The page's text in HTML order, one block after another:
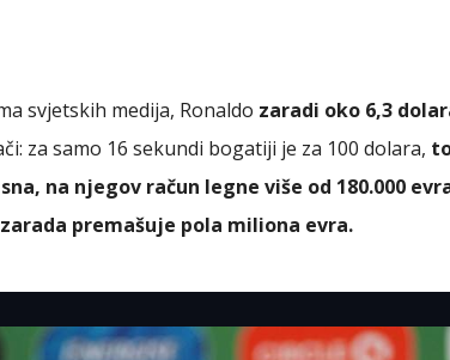
svjetskih medija, Ronaldo zaradi oko 6,3
za samo 16 sekundi bogatiji je za 100 dolara,
na njegov račun legne više od 180.000
premašuje pola miliona evra.